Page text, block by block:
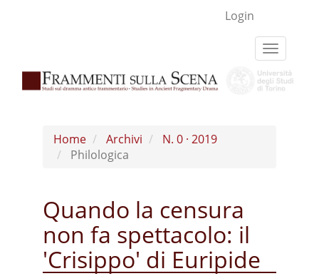
Barra
laterale
Login
Toggle
Home Archivi
N. 0 · 2019
Philologica
Quando la censura
non fa spettacolo: il
'Crisippo' di Euripide